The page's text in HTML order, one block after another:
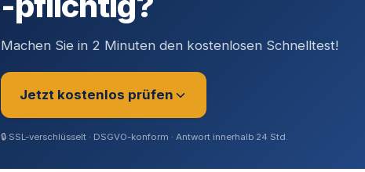
Machen Sie in 2 Minuten den kostenlosen Schnelltest!
Jetzt kostenlos prüfen
🔒 SSL-verschlüsselt · DSGVO-konform · Antwort innerhalb 24 Std.